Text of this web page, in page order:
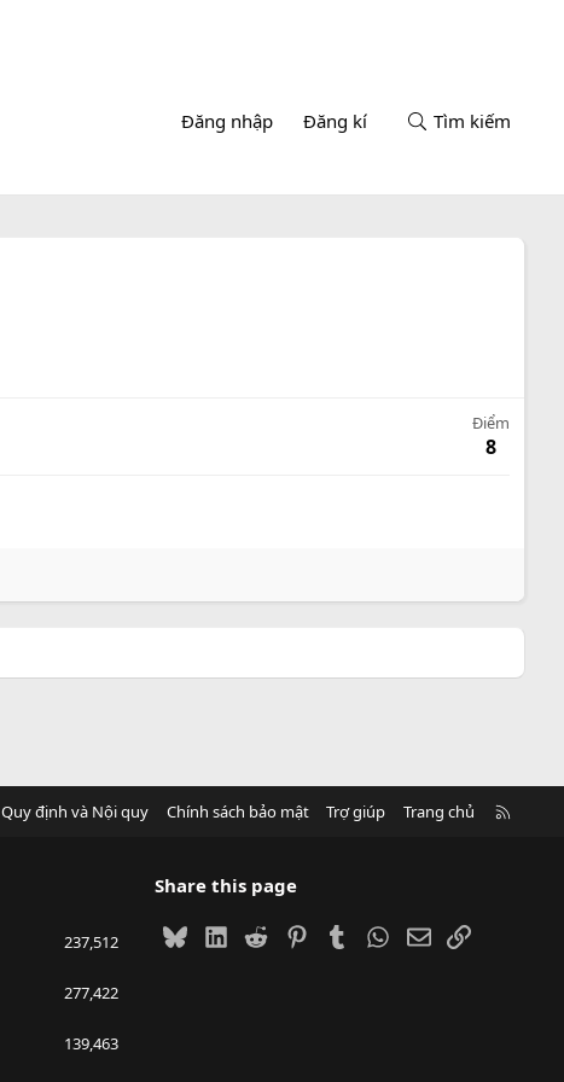
Đăng nhập Đăng kí Tìm kiếm
Điểm
8
Quy định và Nội quy Chính sách bảo mật Trợ giúp Trang chủ
237,512
277,422
139,463
Share this page
BlueskyLinkedIn
Reddit PinterestTumblrWhatsApp
EmailLink